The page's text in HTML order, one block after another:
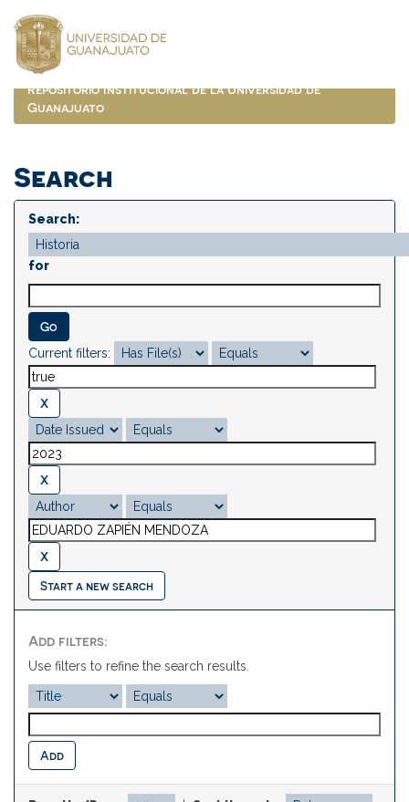
navigation
Repositorio Institucional de la Universidad de
Guanajuato
Search
Search:
for
Current filters:
Start a new search
Add filters:
Use filters to refine the search results.